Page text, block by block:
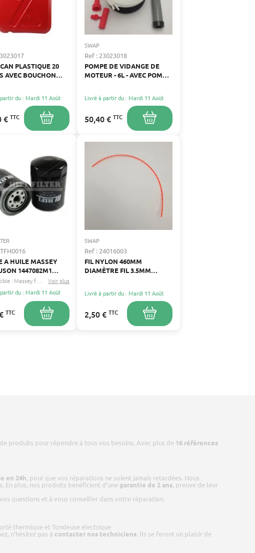
PLASTIQUE 20
AVEC BOUCHON
du : Mardi 11 Août
€ TTC
SWAP
Ref : 23023018
POMPE DE VIDANGE DE
MOTEUR - 6L - AVEC POMPE
Livré à partir du : Mardi 11 Août
50,40 € TTC
A HUILE MASSEY
1447082M1
: Jacobsen
Voir plus
du : Mardi 11 Août
TTC
SWAP
Ref : 24016003
FIL NYLON 460MM
DIAMÈTRE FIL 3.5MM
Livré à partir du : Mardi 11 Août
2,50 € TTC
produits pour répondre à tous vos besoins. Avec plus de 16 références
en 24h, pour que vos réparations ne soient jamais retardées. Nous
plus, nos produits bénéficient d’une garantie de 2 ans, preuve de leur
questions et à vous conseiller dans votre réparation.
thermique et Tondeuse électrique
n’hésitez pas à contacter nos techniciens. Ils se feront un plaisir de